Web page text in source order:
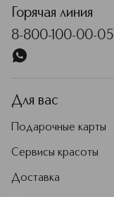
Горячая линия
8-800-100-00-05
Для вас
Подарочные карты
Сервисы красоты
Доставка